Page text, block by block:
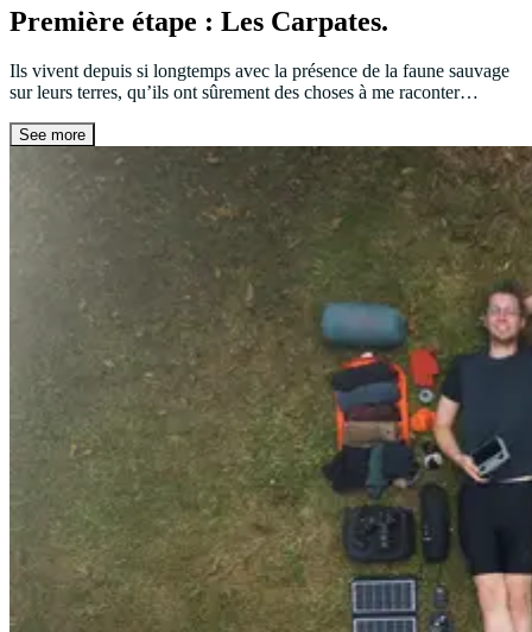
Première étape : Les Carpates.
Ils vivent depuis si longtemps avec la présence de la faune sauvage
sur leurs terres, qu’ils ont sûrement des choses à me raconter…
See more